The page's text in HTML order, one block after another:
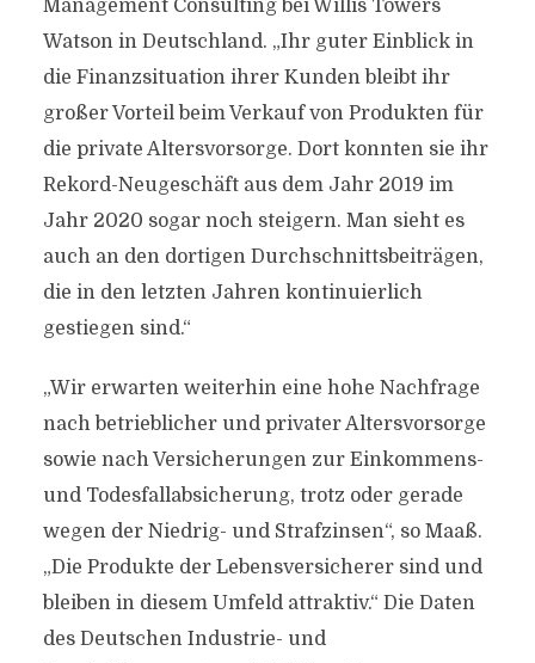
Management Consulting bei Willis Towers
Watson in Deutschland. „Ihr guter Einblick in
die Finanzsituation ihrer Kunden bleibt ihr
großer Vorteil beim Verkauf von Produkten für
die private Altersvorsorge. Dort konnten sie ihr
Rekord-Neugeschäft aus dem Jahr 2019 im
Jahr 2020 sogar noch steigern. Man sieht es
auch an den dortigen Durchschnittsbeiträgen,
die in den letzten Jahren kontinuierlich
gestiegen sind.“
„Wir erwarten weiterhin eine hohe Nachfrage
nach betrieblicher und privater Altersvorsorge
sowie nach Versicherungen zur Einkommens-
und Todesfallabsicherung, trotz oder gerade
wegen der Niedrig- und Strafzinsen“, so Maaß.
„Die Produkte der Lebensversicherer sind und
bleiben in diesem Umfeld attraktiv.“ Die Daten
des Deutschen Industrie- und